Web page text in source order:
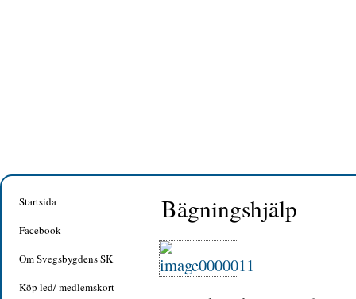
Startsida
Facebook
Om Svegsbygdens SK
Köp led/ medlemskort
Bägningshjälp